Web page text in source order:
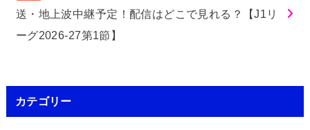
送・地上波中継予定！配信はどこで見れる？【J1リ
ーグ2026-27第1節】
カテゴリー